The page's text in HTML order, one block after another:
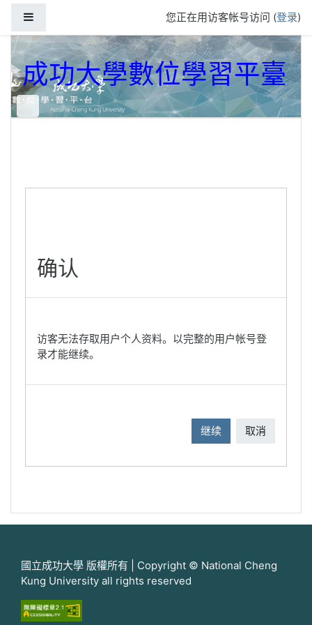
您正在用访客帐号访问 (登录)
成功大學數位學習平臺
确认
访客无法存取用户个人资料。以完整的用户帐号登
录才能继续。
继续 取消
國立成功大學 版權所有 | Copyright © National Cheng
Kung University all rights reserved